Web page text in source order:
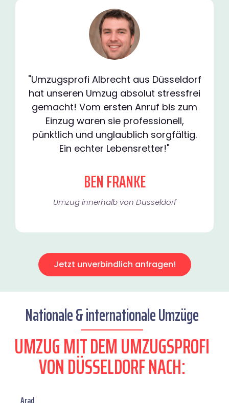
"Umzugsprofi Albrecht aus Düsseldorf
hat unseren Umzug absolut stressfrei
gemacht! Vom ersten Anruf bis zum
Einzug waren sie professionell,
pünktlich und unglaublich sorgfältig.
Ein echter Lebensretter!"
BEN FRANKE
Umzug innerhalb von Düsseldorf​
Jetzt unverbindlich anfragen!
Nationale & internationale Umzüge
UMZUG MIT DEM UMZUGSPROFI
VON DÜSSELDORF NACH: